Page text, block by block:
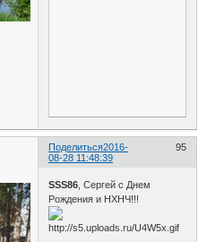
Поделиться 95
2016-
08-28 11:48:39
SSS86 , Сергей с Днем
Рождения и НХНЧ!!!